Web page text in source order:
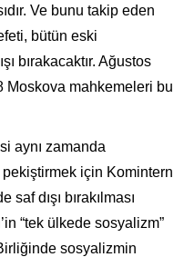
Ve bunu takip eden
bütün eski
bırakacaktır. Ağustos
Moskova mahkemeleri bu
aynı zamanda
pekiştirmek için Komintern
dışı bırakılması
“tek ülkede sosyalizm”
sosyalizmin